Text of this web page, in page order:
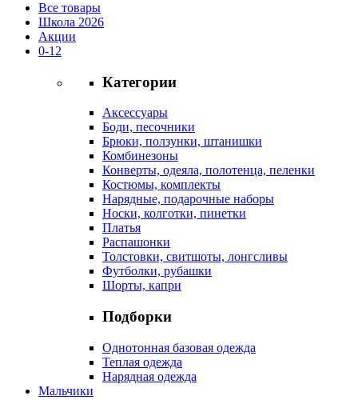
Все товары
Школа 2026
Акции
0-12
Категории
Аксессуары
Боди, песочники
Брюки, ползунки, штанишки
Комбинезоны
Конверты, одеяла, полотенца, пеленки
Костюмы, комплекты
Нарядные, подарочные наборы
Носки, колготки, пинетки
Платья
Распашонки
Толстовки, свитшоты, лонгсливы
Футболки, рубашки
Шорты, капри
Подборки
Однотонная базовая одежда
Теплая одежда
Нарядная одежда
Мальчики